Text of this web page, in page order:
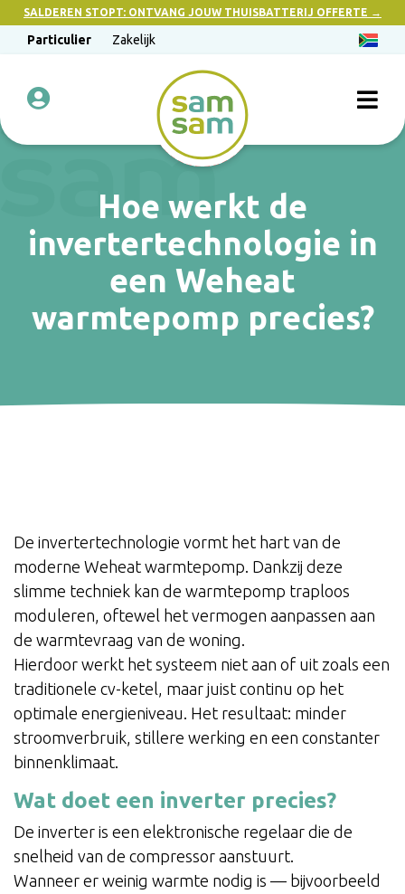
SALDEREN STOPT: ONTVANG JOUW THUISBATTERIJ OFFERTE →
Particulier Zakelijk
Hoe werkt de
invertertechnologie in
een Weheat
warmtepomp precies?
De invertertechnologie vormt het hart van de
moderne Weheat warmtepomp. Dankzij deze
slimme techniek kan de warmtepomp traploos
moduleren, oftewel het vermogen aanpassen aan
de warmtevraag van de woning.
Hierdoor werkt het systeem niet aan of uit zoals een
traditionele cv-ketel, maar juist continu op het
optimale energieniveau. Het resultaat: minder
stroomverbruik, stillere werking en een constanter
binnenklimaat.
Wat doet een inverter precies?
De inverter is een elektronische regelaar die de
snelheid van de compressor aanstuurt.
Wanneer er weinig warmte nodig is — bijvoorbeeld